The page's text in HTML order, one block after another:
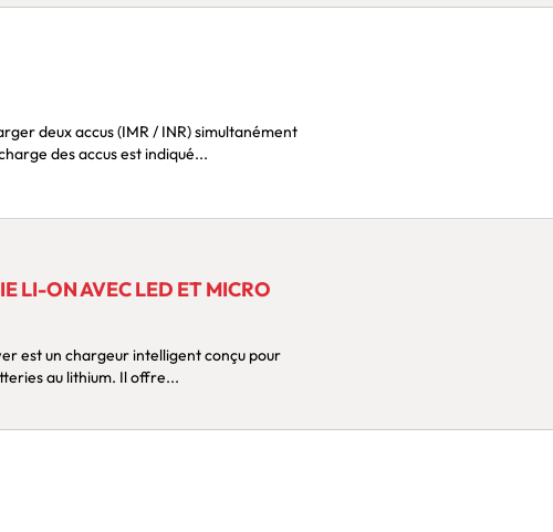
des accus est indiqué...
LI-ON AVEC LED ET MICRO
est un chargeur intelligent conçu pour
au lithium. Il offre...